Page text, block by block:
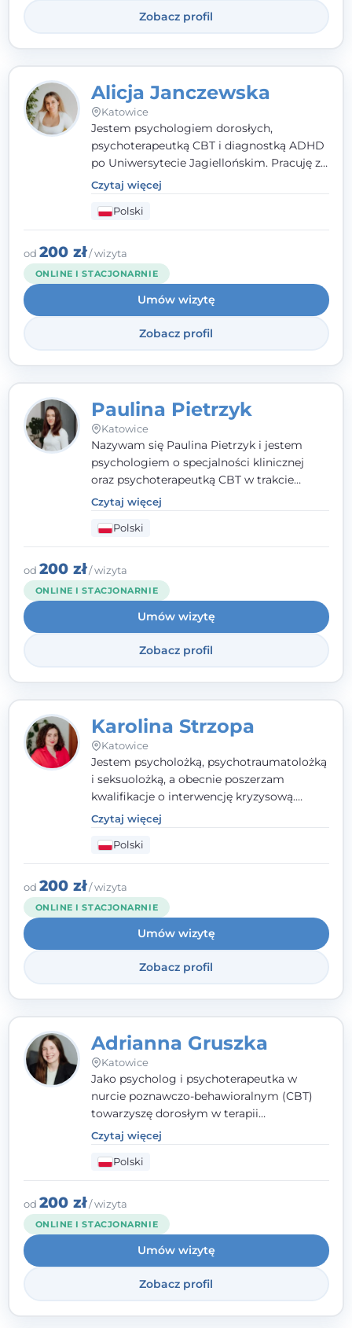
Zobacz profil
Alicja Janczewska
Katowice
Jestem psychologiem dorosłych,
psychoterapeutką CBT i diagnostką ADHD
po Uniwersytecie Jagiellońskim. Pracuję z
dorosłymi, młodzieżą i dziećmi, opierając
pomoc na zrozumieniu indywidualnych
potrzeb i więzi zbudowanej na zaufaniu.
Terapia to dla mnie bezpieczne miejsce, w
którym poczujesz się wysłuchany i
zrozumiany.
Czytaj więcej
Polski
od 200 zł/ wizyta
ONLINE I STACJONARNIE
Umów wizytę
Zobacz profil
Paulina Pietrzyk
Katowice
Nazywam się Paulina Pietrzyk i jestem
psychologiem o specjalności klinicznej
oraz psychoterapeutką CBT w trakcie
szkolenia. Pracuję z dorosłymi, którzy
szukają wsparcia w trudnych momentach -
w obliczu lęku, przewlekłego stresu,
natłoku myśli, obniżonego nastroju,
wypalenia czy kryzysu, a także po prostu
chcą lepiej poznać siebie.
Czytaj więcej
Polski
od 200 zł/ wizyta
ONLINE I STACJONARNIE
Umów wizytę
Zobacz profil
Karolina Strzopa
Katowice
Jestem psycholożką, psychotraumatolożką
i seksuolożką, a obecnie poszerzam
kwalifikacje o interwencję kryzysową.
Pracuję w nurcie terapii trzeciej fali, łącząc
metody o potwierdzonej skuteczności.
Towarzyszę młodzieży, dorosłym i parom w
radzeniu sobie z bolesnymi
doświadczeniami tak, by mogli żyć pełniej.
Czytaj więcej
Polski
od 200 zł/ wizyta
ONLINE I STACJONARNIE
Umów wizytę
Zobacz profil
Adrianna Gruszka
Katowice
Jako psycholog i psychoterapeutka w
nurcie poznawczo-behawioralnym (CBT)
towarzyszę dorosłym w terapii
indywidualnej oraz nastolatkom od 15. roku
życia. Zależy mi, by naprawdę usłyszeć, z
czym do mnie przychodzisz, i dobrać
sposób pracy do Ciebie - bez gotowych
schematów i bez oceniania.
Czytaj więcej
Polski
od 200 zł/ wizyta
ONLINE I STACJONARNIE
Umów wizytę
Zobacz profil